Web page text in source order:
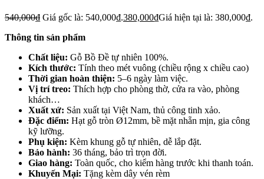
540,000₫ Giá gốc là: 540,000₫.380,000₫Giá hiện tại là: 380,000₫.
Thông tin sản phẩm
Chất liệu: Gỗ Bồ Đề tự nhiên 100%.
Kích thước: Tính theo mét vuông (chiều rộng x chiều cao)
Thời gian hoàn thiện: 5–6 ngày làm việc.
Vị trí treo: Thích hợp cho phòng thờ, cửa ra vào, phòng
khách…
Xuất xứ: Sản xuất tại Việt Nam, thủ công tinh xảo.
Đặc điểm: Hạt gỗ tròn Ø12mm, bề mặt nhẵn mịn, gia công
kỹ lưỡng.
Phụ kiện: Kèm khung gỗ tự nhiên, dễ lắp đặt.
Bảo hành: 36 tháng, bảo trì trọn đời.
Giao hàng: Toàn quốc, cho kiểm hàng trước khi thanh toán.
Khuyến Mại: Tặng kèm dây vén rèm